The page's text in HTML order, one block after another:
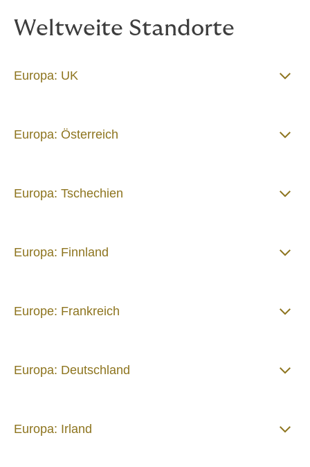
Weltweite Standorte
Europa: UK
Europa: Österreich
Europa: Tschechien
Europa: Finnland
Europe: Frankreich
Europa: Deutschland
Europa: Irland